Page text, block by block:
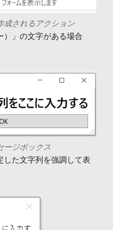
成されるアクション
）」の文字がある場合
ージボックス
した文字列を強調して表